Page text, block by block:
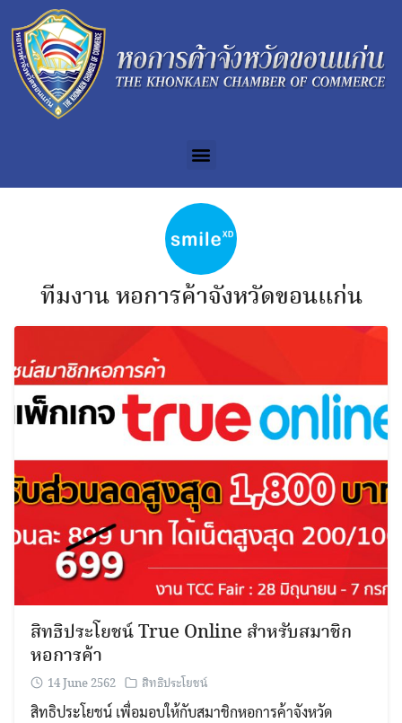
ทีมงาน หอการค้าจังหวัดขอนแก่น
สิทธิประโยชน์ True Online สำหรับสมาชิก
หอการค้า
14 June 2562 สิทธิประโยชน์
สิทธิประโยชน์ เพื่อมอบให้กับสมาชิกหอการค้าจังหวัด